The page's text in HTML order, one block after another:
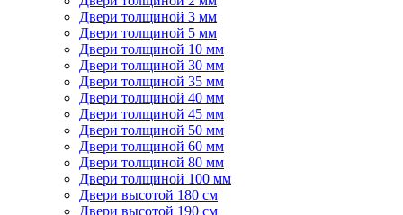
Двери толщиной 3 мм
Двери толщиной 5 мм
Двери толщиной 10 мм
Двери толщиной 30 мм
Двери толщиной 35 мм
Двери толщиной 40 мм
Двери толщиной 45 мм
Двери толщиной 50 мм
Двери толщиной 60 мм
Двери толщиной 80 мм
Двери толщиной 100 мм
Двери высотой 180 см
Двери высотой 190 см